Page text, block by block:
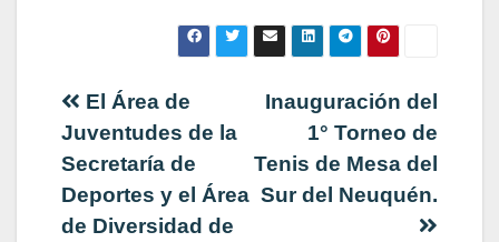
Navegación
de
entradas
Inauguración del
1° Torneo de
Tenis de Mesa del
Sur del Neuquén.
El Área de
Juventudes de la
Secretaría de
Deportes y el Área
de Diversidad de